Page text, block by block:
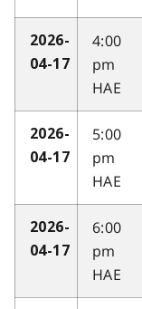
2026-
04-17
4:00
pm
HAE
2026-
04-17
5:00
pm
HAE
2026-
04-17
6:00
pm
HAE